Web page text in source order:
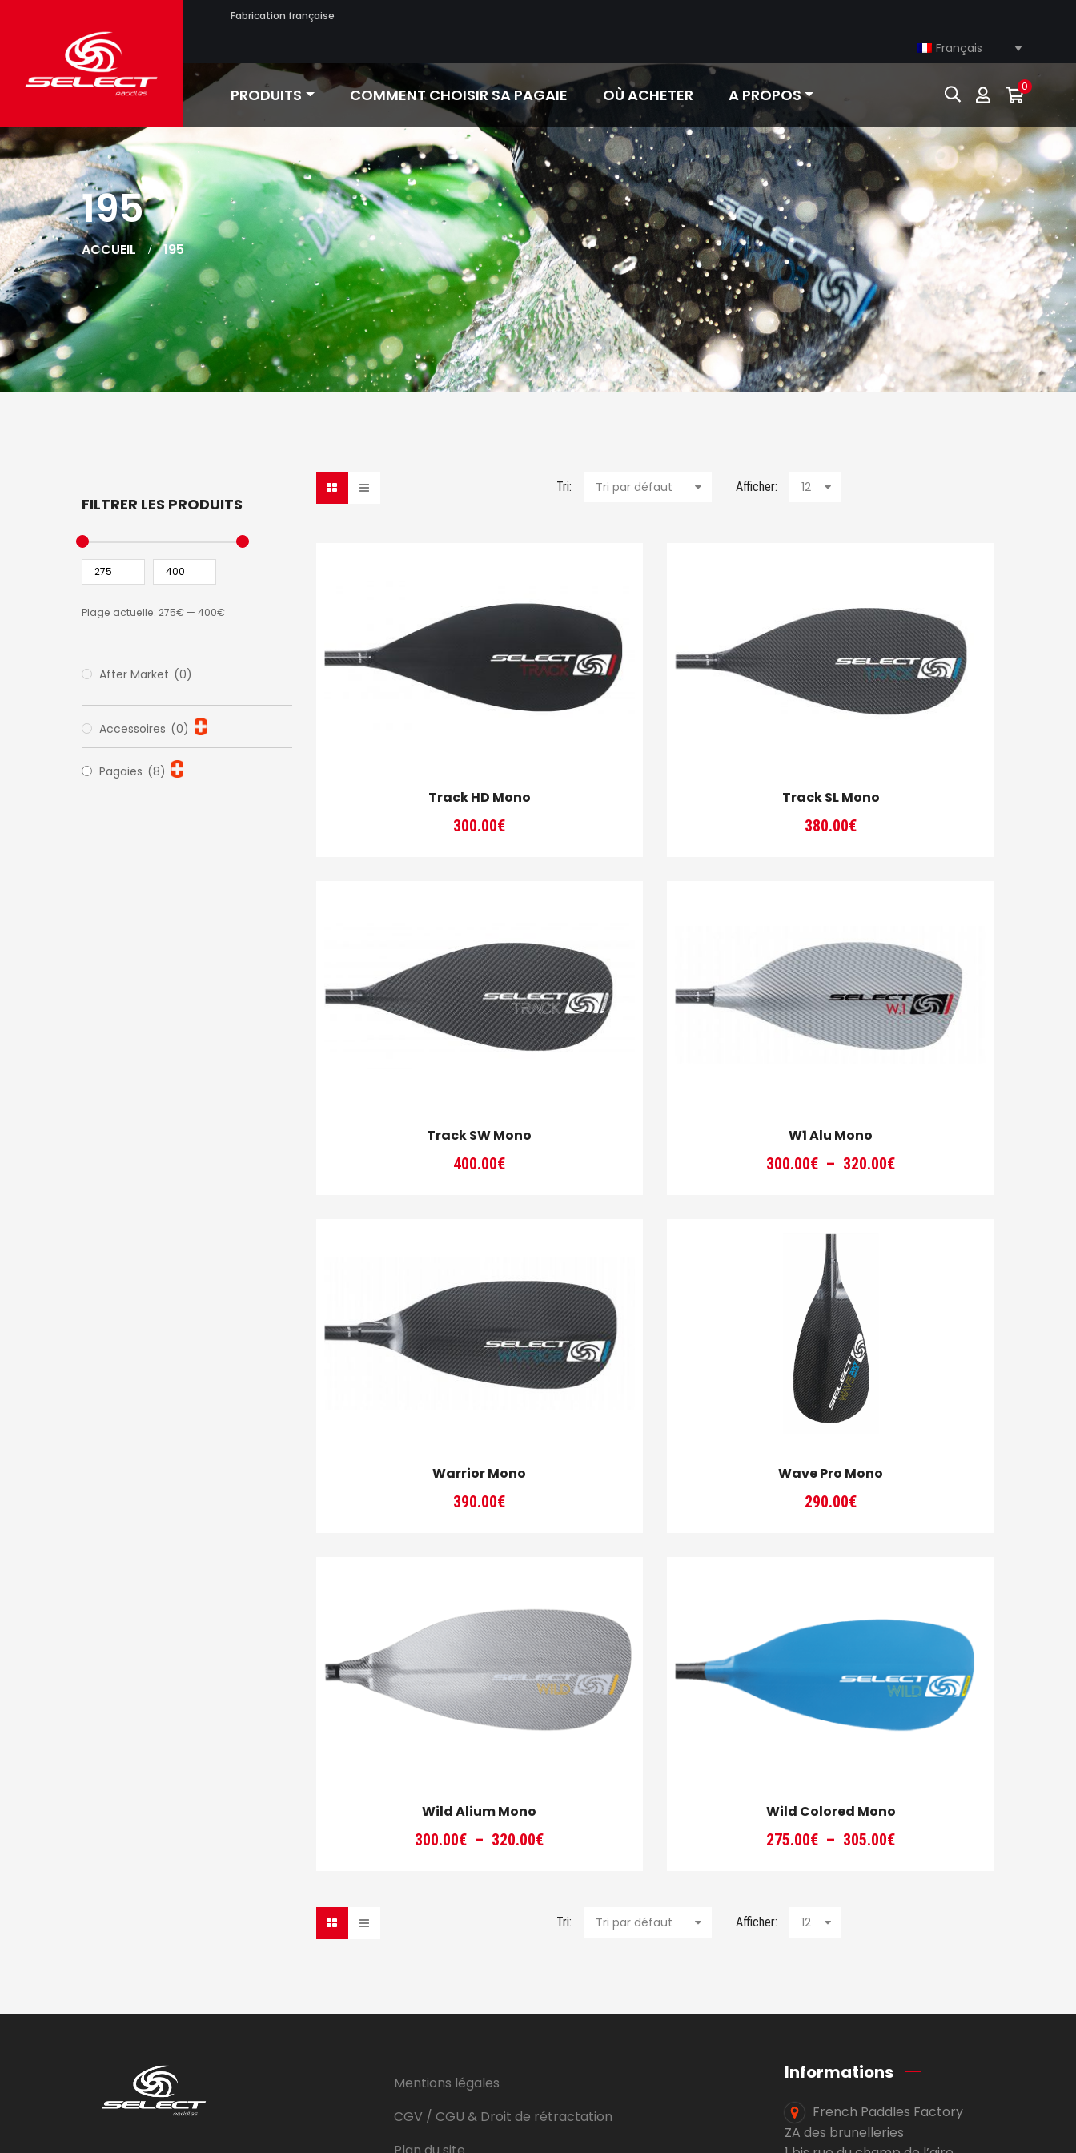
Fabrication française
Français
PRODUITS COMMENT CHOISIR SA PAGAIE OÙ ACHETER A PROPOS 0
195
ACCUEIL 195
FILTRER LES PRODUITS
Plage actuelle: 275€ — 400€
After Market (0)
Accessoires (0)
Pagaies (8)
Tri: Tri par défaut Afficher: 12
Track HD Mono
300.00€
Track SL Mono
380.00€
Track SW Mono
400.00€
W1 Alu Mono
300.00€ – 320.00€Plage
Warrior Mono
390.00€
Wave Pro Mono
290.00€
Wild Alium Mono
300.00€ – 320.00€Plage
Wild Colored Mono
275.00€ – 305.00€Plage
Tri: Tri par défaut Afficher: 12
Mentions légales
CGV / CGU & Droit de rétractation
Informations
French Paddles Factory
ZA des brunelleries